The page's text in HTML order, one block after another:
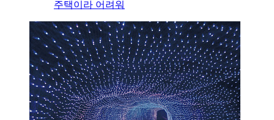
주택이라 어려워